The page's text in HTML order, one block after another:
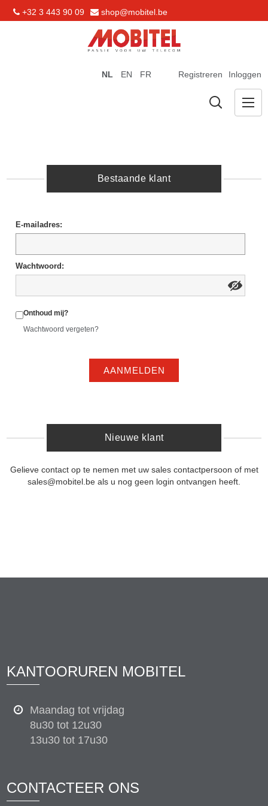
+32 3 443 90 09 shop@mobitel.be
Registreren Inloggen
NL EN FR
Bestaande klant
E-mailadres:
Wachtwoord:
Onthoud mij?
Wachtwoord vergeten?
AANMELDEN
Nieuwe klant
Gelieve contact op te nemen met uw sales contactpersoon of met
sales@mobitel.be als u nog geen login ontvangen heeft.
KANTOORUREN MOBITEL
Maandag tot vrijdag
8u30 tot 12u30
13u30 tot 17u30
CONTACTEER ONS